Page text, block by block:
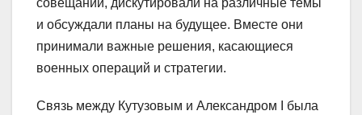
совещаний, дискутировали на различные темы
и обсуждали планы на будущее. Вместе они
принимали важные решения, касающиеся
военных операций и стратегии.
Связь между Кутузовым и Александром I была